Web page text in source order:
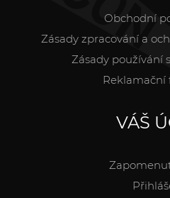
Obchodní
Zásady zpracování a
Zásady používání
Reklamační
VÁŠ